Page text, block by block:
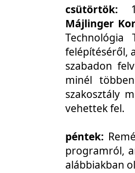
csütörtök:
Májlinger
Technológia
felépítéséről,
szabadon
minél
szakosztály
vehettek fel.
péntek:
programról,
alábbiakban